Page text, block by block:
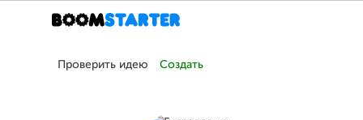
Проверить идею Создать